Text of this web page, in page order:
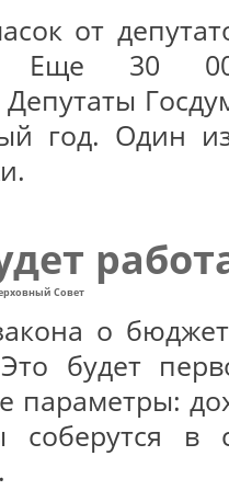
от
Еще 30
Депутаты
год. Один
Совет
о
будет
параметры:
соберутся